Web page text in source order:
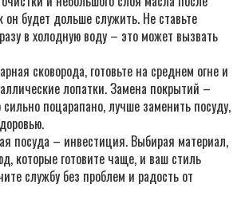
будет дольше служить. Не ставьте
в холодную воду – это может вызвать
сковорода, готовьте на среднем огне и
лопатки. Замена покрытий –
поцарапано, лучше заменить посуду,
посуда – инвестиция. Выбирая материал,
которые готовите чаще, и ваш стиль
службу без проблем и радость от